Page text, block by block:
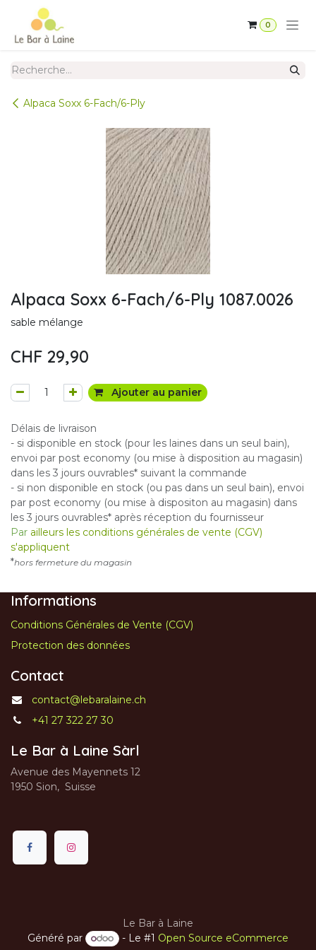
Se rendre au contenu
0
Alpaca Soxx 6-Fach/6-Ply
Alpaca Soxx 6-Fach/6-Ply 1087.0026
sable mélange
CHF 29,90
Ajouter au panier
Délais de livraison
- si disponible en stock (pour les laines dans un seul bain),
envoi par post economy (ou mise à disposition au magasin)
dans les 3 jours ouvrables* suivant la commande
- si non disponible en stock (ou pas dans un seul bain), envoi
par post economy (ou mise à dispositon au magasin) dans
les 3 jours ouvrables* après réception du fournisseur
Par ailleurs les conditions générales de vente (CGV)
s'appliquent
*hors fermeture du magasin
Informations
Conditions Générales de Vente (CGV)
Protection des données
Contact
contact@lebaralaine.ch
+41 27 322 27 30
Le Bar à Laine Sàrl
Avenue des Mayennets 12
1950 Sion, Suisse
Le Bar à Laine
Généré par
- Le #1 Open Source eCommerce